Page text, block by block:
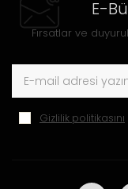
E-
Fırsatlar ve
Gizlilik politikasını